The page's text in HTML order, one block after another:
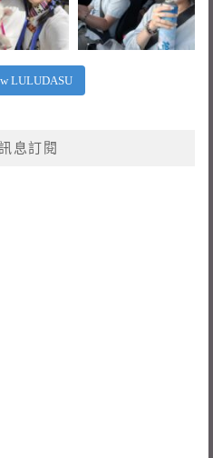
LULUDASU
息訂閱